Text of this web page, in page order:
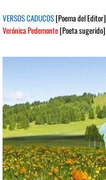
VERSOS CADUCOS[Poema del Editor]
Verónica Pedemonte[Poeta sugerido]